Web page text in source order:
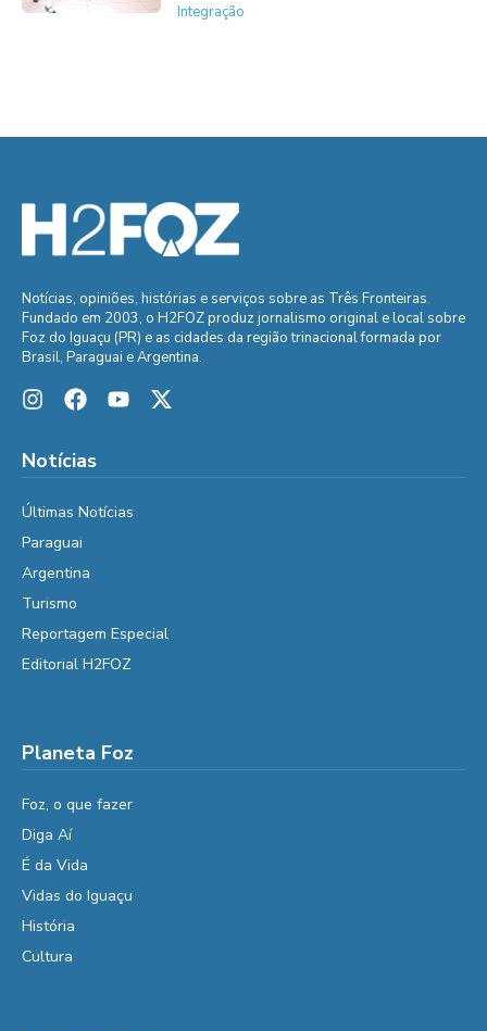
Integração
Notícias, opiniões, histórias e serviços sobre as Três Fronteiras.
Fundado em 2003, o H2FOZ produz jornalismo original e local sobre
Foz do Iguaçu (PR) e as cidades da região trinacional formada por
Brasil, Paraguai e Argentina.
Notícias
Últimas Notícias
Paraguai
Argentina
Turismo
Reportagem Especial
Editorial H2FOZ
Planeta Foz
Foz, o que fazer
Diga Aí
É da Vida
Vidas do Iguaçu
História
Cultura